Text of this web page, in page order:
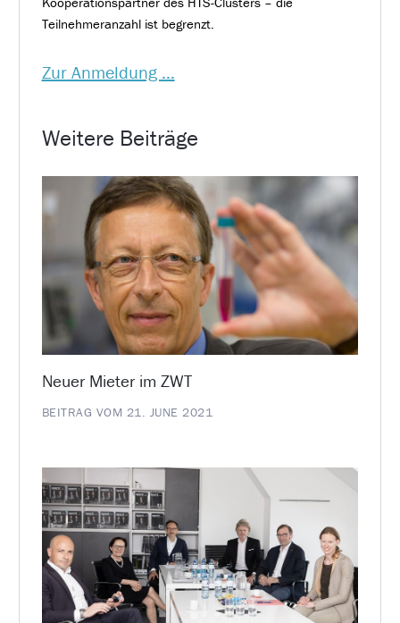
Teilnehmeranzahl ist begrenzt.
Zur Anmeldung …
Weitere Beiträge
Neuer Mieter im ZWT
BEITRAG VOM 21. JUNE 2021